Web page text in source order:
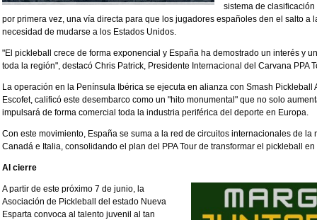
sistema de clasificación
por primera vez, una vía directa para que los jugadores españoles den el salto a
necesidad de mudarse a los Estados Unidos.
"El pickleball crece de forma exponencial y España ha demostrado un interés y
toda la región", destacó Chris Patrick, Presidente Internacional del Carvana PPA
La operación en la Península Ibérica se ejecuta en alianza con Smash Pickleball
Escofet, calificó este desembarco como un "hito monumental" que no solo
impulsará de forma comercial toda la industria periférica del deporte en Europa.
Con este movimiento, España se suma a la red de circuitos internacionales de la
Canadá e Italia, consolidando el plan del PPA Tour de transformar el pickleball
Al cierre
A partir de este próximo 7 de junio, la
Asociación de Pickleball del estado Nueva
Esparta convoca al talento juvenil al tan